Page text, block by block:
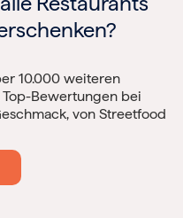
10.000 weiteren
Top-Bewertungen bei
von Streetfood